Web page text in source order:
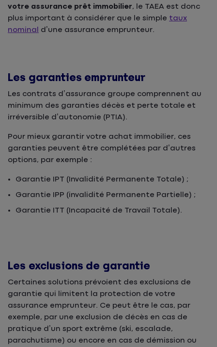
votre assurance prêt immobilier, le TAEA est donc
plus important à considérer que le simple taux
nominal d’une assurance emprunteur.
Les garanties emprunteur
Les contrats d’assurance groupe comprennent au
minimum des garanties décès et perte totale et
irréversible d’autonomie (PTIA).
Pour mieux garantir votre achat immobilier, ces
garanties peuvent être complétées par d’autres
options, par exemple :
Garantie IPT (Invalidité Permanente Totale) ;
Garantie IPP (invalidité Permanente Partielle) ;
Garantie ITT (Incapacité de Travail Totale).
Les exclusions de garantie
Certaines solutions prévoient des exclusions de
garantie qui limitent la protection de votre
assurance emprunteur. Ce peut être le cas, par
exemple, par une exclusion de décès en cas de
pratique d’un sport extrême (ski, escalade,
parachutisme) ou encore en cas de démission ou